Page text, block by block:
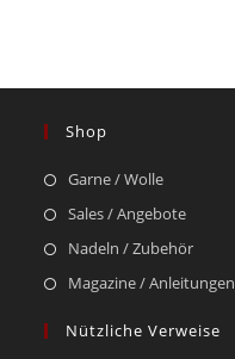
Shop
Garne / Wolle
Sales / Angebote
Nadeln / Zubehör
Magazine / Anleitungen
Nützliche Verweise